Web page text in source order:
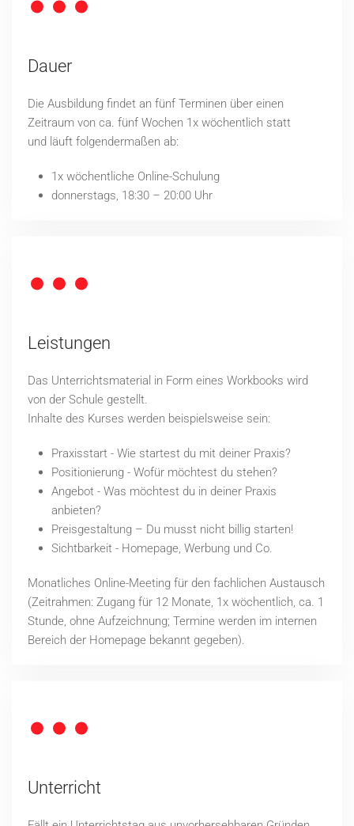
Dauer
Die Ausbildung findet an fünf Terminen über einen
Zeitraum von ca. fünf Wochen 1x wöchentlich statt
und läuft folgendermaßen ab:
1x wöchentliche Online-Schulung
donnerstags, 18:30 – 20:00 Uhr
Leistungen
Das Unterrichtsmaterial in Form eines Workbooks wird
von der Schule gestellt.
Inhalte des Kurses werden beispielsweise sein:
Praxisstart - Wie startest du mit deiner Praxis?
Positionierung - Wofür möchtest du stehen?
Angebot - Was möchtest du in deiner Praxis
anbieten?
Preisgestaltung – Du musst nicht billig starten!
Sichtbarkeit - Homepage, Werbung und Co.
Monatliches Online-Meeting für den fachlichen Austausch
(Zeitrahmen: Zugang für 12 Monate, 1x wöchentlich, ca. 1
Stunde, ohne Aufzeichnung; Termine werden im internen
Bereich der Homepage bekannt gegeben).
Unterricht